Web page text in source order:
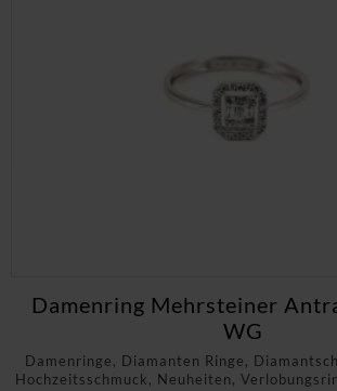
Damenringe, Diamanten Ringe,
Hochzeitsschmuck, Neuheiten,
Damenring Mehrsteiner
WG